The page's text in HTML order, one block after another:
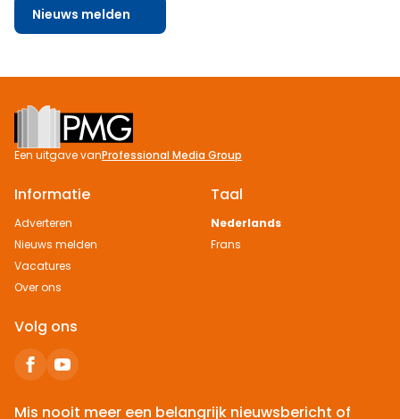
Nieuws melden
Footer
Een uitgave vanProfessional Media Group
Informatie
Adverteren
Nieuws melden
Vacatures
Over ons
Taal
Nederlands
Frans
Volg ons
Mis nooit meer een belangrijk nieuwsbericht of